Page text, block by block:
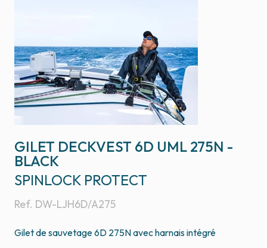
GILET DECKVEST 6D UML 275N -
BLACK
Ref. DW-LJH6D/A275
SPINLOCK PROTECT
Gilet de sauvetage 6D 275N avec harnais intégré